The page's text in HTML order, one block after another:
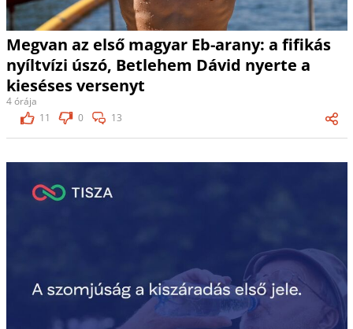
Megvan az első magyar Eb-arany: a fifikás
nyíltvízi úszó, Betlehem Dávid nyerte a
kieséses versenyt
4 órája
11
0 13